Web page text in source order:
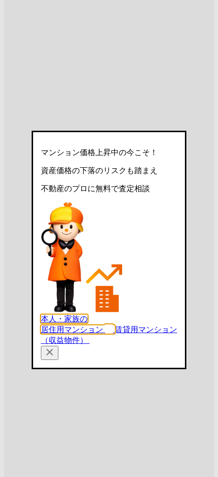
マンション価格上昇中の今こそ！
資産価格の下落のリスクも踏まえ
不動産のプロに無料で査定相談
本人・家族の
居住用マンション
賃貸用マンション
（収益物件）